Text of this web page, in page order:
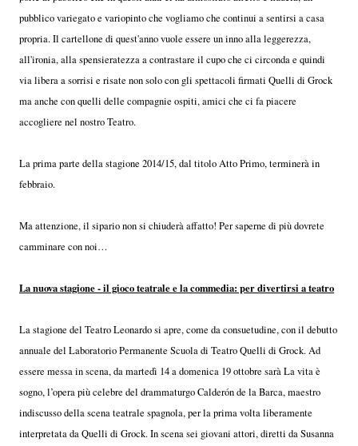
pubblico variegato e variopinto che vogliamo che continui a sentirsi a casa
propria. Il cartellone di quest'anno vuole essere un inno alla leggerezza,
all'ironia, alla spensieratezza a contrastare il cupo che ci circonda e quindi
via libera a sorrisi e risate non solo con gli spettacoli firmati Quelli di Grock
ma anche con quelli delle compagnie ospiti, amici che ci fa piacere
accogliere nel nostro Teatro.
La prima parte della stagione 2014/15, dal titolo Atto Primo, terminerà in
febbraio.
Ma attenzione, il sipario non si chiuderà affatto! Per saperne di più dovrete
camminare con noi…
La nuova stagione - il gioco teatrale e la commedia: per divertirsi a teatro
La stagione del Teatro Leonardo si apre, come da consuetudine, con il debutto
annuale del Laboratorio Permanente Scuola di Teatro Quelli di Grock. Ad
essere messa in scena, da martedì 14 a domenica 19 ottobre sarà La vita è
sogno, l’opera più celebre del drammaturgo Calderón de la Barca, maestro
indiscusso della scena teatrale spagnola, per la prima volta liberamente
interpretata da Quelli di Grock. In scena sei giovani attori, diretti da Susanna